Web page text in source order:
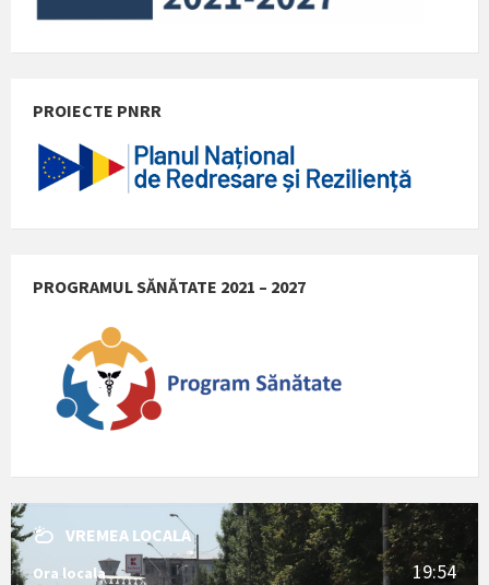
PROIECTE PNRR
PROGRAMUL SĂNĂTATE 2021 – 2027
VREMEA LOCALA
Ora locala 19:54